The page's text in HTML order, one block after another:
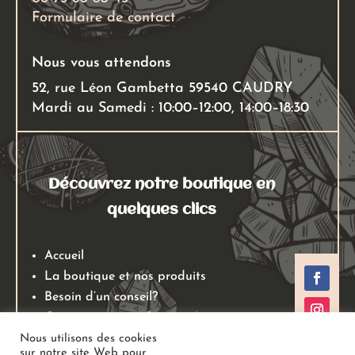
Formulaire de contact
Nous vous attendons
52, rue Léon Gambetta 59540 CAUDRY
Mardi au Samedi : 10:00–12:00, 14:00–18:30
Découvrez notre boutique en
quelques clics
Accueil
La boutique et nos produits
Besoin d’un conseil?
Mentions légales
Nous utilisons des cookies